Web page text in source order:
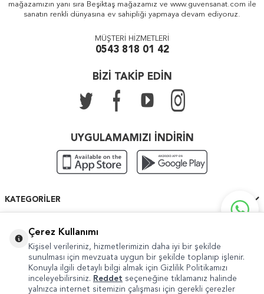
mağazamızın yanı sıra Beşiktaş mağazamız ve www.guvensanat.com ile
sanatın renkli dünyasına ev sahipliği yapmaya devam ediyoruz.
MÜŞTERİ HİZMETLERİ
0543 818 01 42
BİZİ TAKİP EDİN
UYGULAMAMIZI İNDİRİN
KATEGORILER
HIZLI ERIŞIM
Çerez Kullanımı
Kişisel verileriniz, hizmetlerimizin daha iyi bir şekilde
sunulması için mevzuata uygun bir şekilde toplanıp işlenir.
Konuyla ilgili detaylı bilgi almak için Gizlilik Politikamızı
inceleyebilirsiniz. Reddet seçeneğine tıklamanız halinde
yalnızca internet sitemizin çalışması için gerekli çerezler